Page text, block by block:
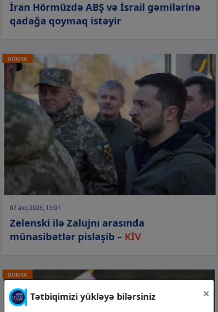
İran Hörmüzdə ABŞ və İsrail gəmilərinə
qadağa qoymaq istəyir
DÜNYA
07 avq 2026, 15:01
Zelenski ilə Zalujnı arasında
münasibətlər pisləşib – KİV
DÜNYA
Tətbiqimizi yükləyə bilərsiniz ×